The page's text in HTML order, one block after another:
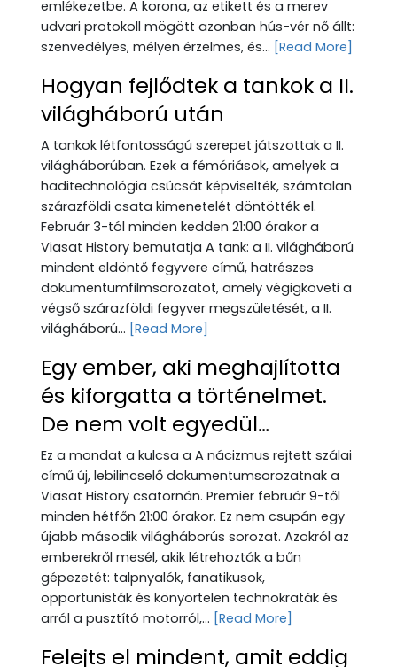
emlékezetbe. A korona, az etikett és a merev
udvari protokoll mögött azonban hús-vér nő állt:
szenvedélyes, mélyen érzelmes, és... [Read More]
Hogyan fejlődtek a tankok a II.
világháború után
A tankok létfontosságú szerepet játszottak a II.
világháborúban. Ezek a fémóriások, amelyek a
haditechnológia csúcsát képviselték, számtalan
szárazföldi csata kimenetelét döntötték el.
Február 3-tól minden kedden 21:00 órakor a
Viasat History bemutatja A tank: a II. világháború
mindent eldöntő fegyvere című, hatrészes
dokumentumfilmsorozatot, amely végigköveti a
végső szárazföldi fegyver megszületését, a II.
világháború... [Read More]
Egy ember, aki meghajlította
és kiforgatta a történelmet.
De nem volt egyedül…
Ez a mondat a kulcsa a A nácizmus rejtett szálai
című új, lebilincselő dokumentumsorozatnak a
Viasat History csatornán. Premier február 9-től
minden hétfőn 21:00 órakor. Ez nem csupán egy
újabb második világháborús sorozat. Azokról az
emberekről mesél, akik létrehozták a bűn
gépezetét: talpnyalók, fanatikusok,
opportunisták és könyörtelen technokraták és
arról a pusztító motorról,... [Read More]
Felejts el mindent, amit eddig